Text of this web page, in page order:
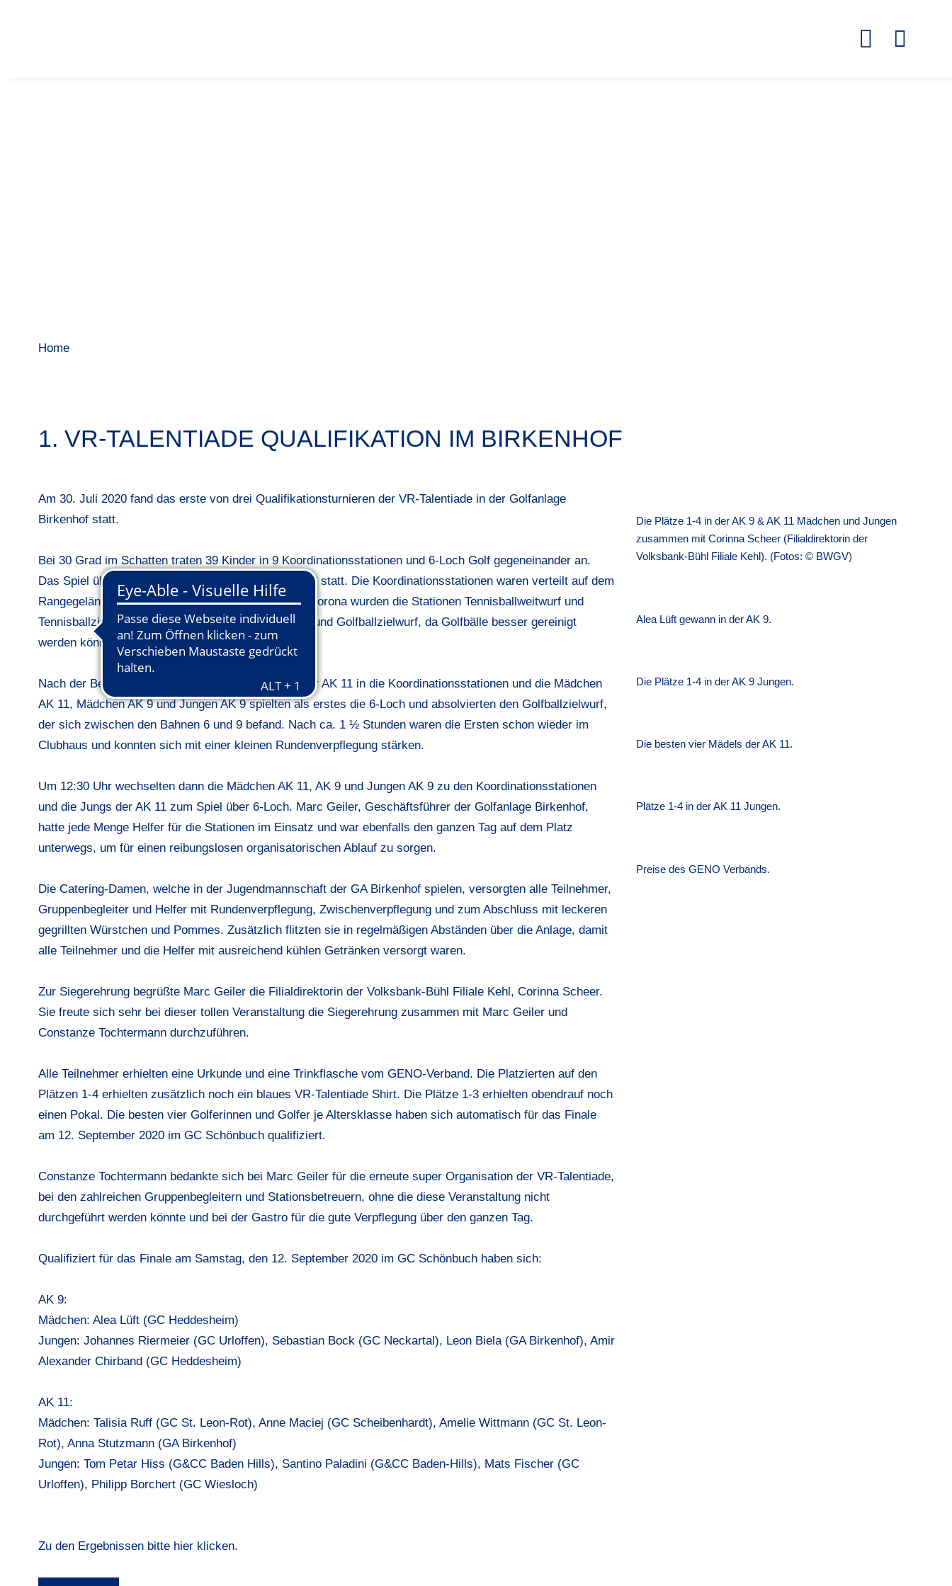
Home
1. VR-TALENTIADE QUALIFIKATION IM BIRKENHOF
Am 30. Juli 2020 fand das erste von drei Qualifikationsturnieren der VR-Talentiade in der Golfanlage
Birkenhof statt.
Bei 30 Grad im Schatten traten 39 Kinder in 9 Koordinationsstationen und 6-Loch Golf gegeneinander an.
Das Spiel über die 6 Löcher fand auf den Bahnen 1-6 statt. Die Koordinationsstationen waren verteilt auf dem
Rangegelände und den Bahnen 7-9. Auf Grund von Corona wurden die Stationen Tennisballweitwurf und
Tennisballzielwurf umstrukturiert in Golfballweitwurf und Golfballzielwurf, da Golfbälle besser gereinigt
werden können als Tennisbälle.
Nach der Begrüßung um 9:30 starteten die Jungs der AK 11 in die Koordinationsstationen und die Mädchen
AK 11, Mädchen AK 9 und Jungen AK 9 spielten als erstes die 6-Loch und absolvierten den Golfballzielwurf,
der sich zwischen den Bahnen 6 und 9 befand. Nach ca. 1 ½ Stunden waren die Ersten schon wieder im
Clubhaus und konnten sich mit einer kleinen Rundenverpflegung stärken.
Um 12:30 Uhr wechselten dann die Mädchen AK 11, AK 9 und Jungen AK 9 zu den Koordinationsstationen
und die Jungs der AK 11 zum Spiel über 6-Loch. Marc Geiler, Geschäftsführer der Golfanlage Birkenhof,
hatte jede Menge Helfer für die Stationen im Einsatz und war ebenfalls den ganzen Tag auf dem Platz
unterwegs, um für einen reibungslosen organisatorischen Ablauf zu sorgen.
Die Catering-Damen, welche in der Jugendmannschaft der GA Birkenhof spielen, versorgten alle Teilnehmer,
Gruppenbegleiter und Helfer mit Rundenverpflegung, Zwischenverpflegung und zum Abschluss mit leckeren
gegrillten Würstchen und Pommes. Zusätzlich flitzten sie in regelmäßigen Abständen über die Anlage, damit
alle Teilnehmer und die Helfer mit ausreichend kühlen Getränken versorgt waren.
Zur Siegerehrung begrüßte Marc Geiler die Filialdirektorin der Volksbank-Bühl Filiale Kehl, Corinna Scheer.
Sie freute sich sehr bei dieser tollen Veranstaltung die Siegerehrung zusammen mit Marc Geiler und
Constanze Tochtermann durchzuführen.
Alle Teilnehmer erhielten eine Urkunde und eine Trinkflasche vom GENO-Verband. Die Platzierten auf den
Plätzen 1-4 erhielten zusätzlich noch ein blaues VR-Talentiade Shirt. Die Plätze 1-3 erhielten obendrauf noch
einen Pokal. Die besten vier Golferinnen und Golfer je Altersklasse haben sich automatisch für das Finale
am 12. September 2020 im GC Schönbuch qualifiziert.
Constanze Tochtermann bedankte sich bei Marc Geiler für die erneute super Organisation der VR-Talentiade,
bei den zahlreichen Gruppenbegleitern und Stationsbetreuern, ohne die diese Veranstaltung nicht
durchgeführt werden könnte und bei der Gastro für die gute Verpflegung über den ganzen Tag.
Qualifiziert für das Finale am Samstag, den 12. September 2020 im GC Schönbuch haben sich:
AK 9:
Mädchen: Alea Lüft (GC Heddesheim)
Jungen: Johannes Riermeier (GC Urloffen), Sebastian Bock (GC Neckartal), Leon Biela (GA Birkenhof), Amir
Alexander Chirband (GC Heddesheim)
AK 11:
Mädchen: Talisia Ruff (GC St. Leon-Rot), Anne Maciej (GC Scheibenhardt), Amelie Wittmann (GC St. Leon-
Rot), Anna Stutzmann (GA Birkenhof)
Jungen: Tom Petar Hiss (G&CC Baden Hills), Santino Paladini (G&CC Baden-Hills), Mats Fischer (GC
Urloffen), Philipp Borchert (GC Wiesloch)
Zu den Ergebnissen bitte hier klicken.
Die Plätze 1-4 in der AK 9 & AK 11 Mädchen und Jungen
zusammen mit Corinna Scheer (Filialdirektorin der
Volksbank-Bühl Filiale Kehl). (Fotos: © BWGV)
Alea Lüft gewann in der AK 9.
Die Plätze 1-4 in der AK 9 Jungen.
Die besten vier Mädels der AK 11.
Plätze 1-4 in der AK 11 Jungen.
Preise des GENO Verbands.